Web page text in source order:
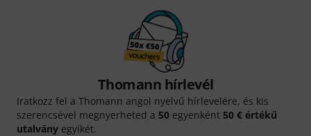
Thomann hírlevél
Iratkozz fel a Thomann angol nyelvű hírlevelére, és kis
szerencsével megnyerheted a 50 egyenként 50 € értékű
utalvány egyikét.